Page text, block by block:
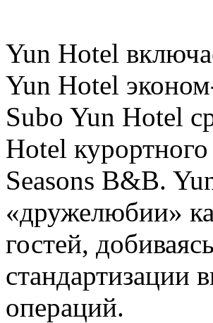
Yun Hotel
Yun Hotel
Subo Yun Hotel
Hotel
Seasons B&B.
«дружелюбии»
гостей,
стандартизации
операций.